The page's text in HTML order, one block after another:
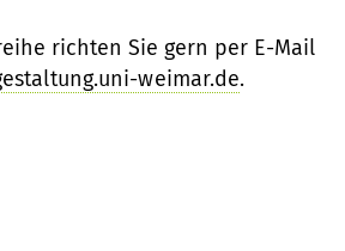
richten Sie gern per E-Mail
weimar.de.